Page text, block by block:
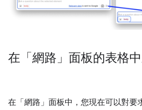
在「網路」面板的表格
在「網路」 面板中，您現在可以對要